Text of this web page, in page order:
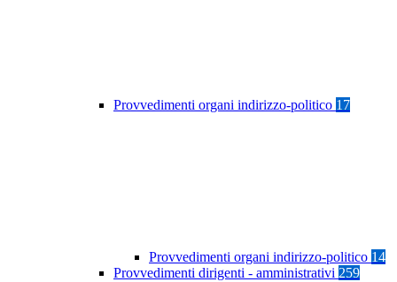
Provvedimenti organi indirizzo-politico 17
Provvedimenti organi indirizzo-politico 14
Provvedimenti dirigenti - amministrativi 259